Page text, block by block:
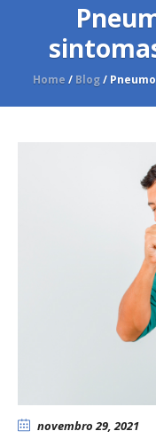
Home / Blog /
novembro 29, 2021